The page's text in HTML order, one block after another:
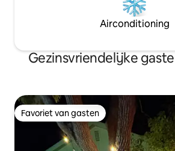
Airconditioning
Gezinsvriendelijke
Favoriet van gasten
Favoriet van gasten